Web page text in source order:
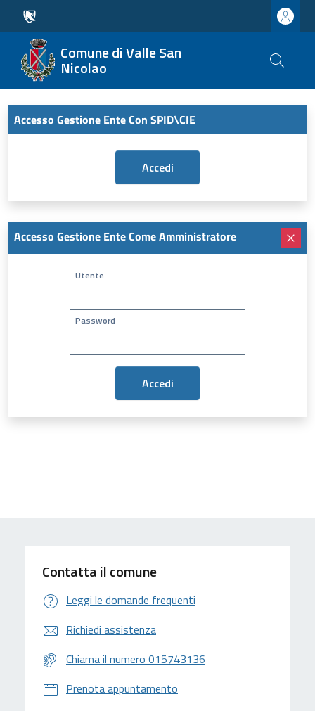
Comune di Valle San
Nicolao
Accesso Gestione Ente Con SPID\CIE
Accesso Gestione Ente Come Amministratore
Utente
Password
Contatta il comune
Leggi le domande frequenti
Richiedi assistenza
Chiama il numero 015743136
Prenota appuntamento